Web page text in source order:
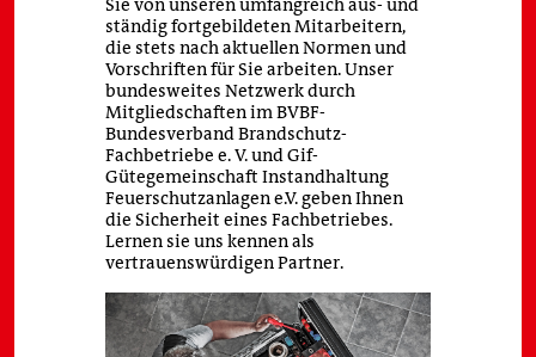
Referenzen
Leistungen
Service
Kontakt
Impressum
Datenschutz
AGB
Sie von unseren umfangreich aus- und
ständig fortgebildeten Mitarbeitern,
die stets nach aktuellen Normen und
Vorschriften für Sie arbeiten. Unser
bundesweites Netzwerk durch
Mitgliedschaften im BVBF-
Bundesverband Brandschutz-
Fachbetriebe e. V. und Gif-
Gütegemeinschaft Instandhaltung
Feuerschutzanlagen e.V. geben Ihnen
die Sicherheit eines Fachbetriebes.
Lernen sie uns kennen als
vertrauenswürdigen Partner.